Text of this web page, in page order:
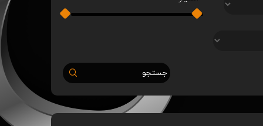
جستجو